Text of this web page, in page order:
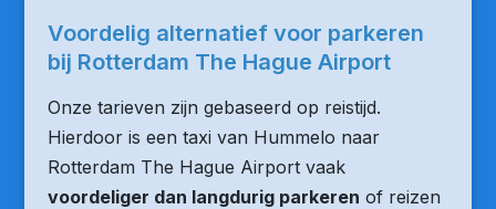
Voordelig alternatief voor parkeren
bij Rotterdam The Hague Airport
Onze tarieven zijn gebaseerd op reistijd.
Hierdoor is een taxi van Hummelo naar
Rotterdam The Hague Airport vaak
voordeliger dan langdurig parkeren of reizen